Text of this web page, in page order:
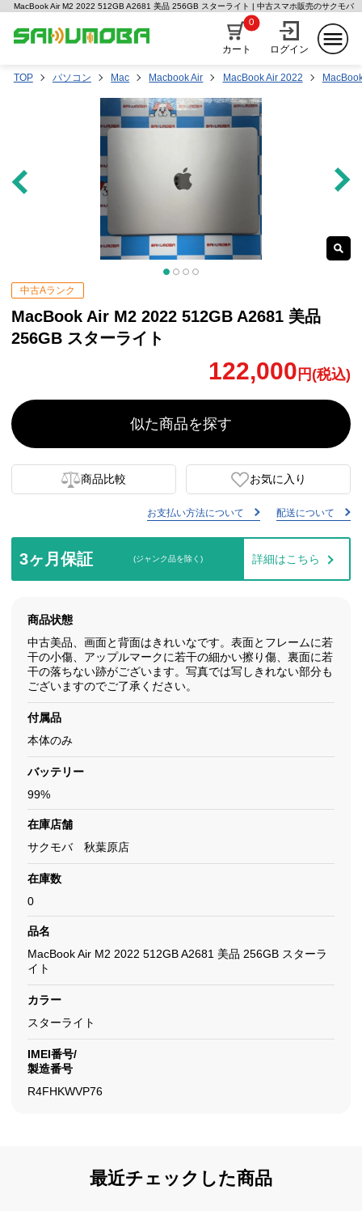
MacBook Air M2 2022 512GB A2681 美品 256GB スターライト | 中古スマホ販売のサクモバ
カート
0
ログイン
TOP パソコン Mac Macbook Air MacBook Air 2022
中古Aランク
MacBook Air M2 2022 512GB A2681 美品
256GB スターライト
122,000 円(税込)
似た商品を探す
商品比較 お気に入り
お支払い方法について 配送について
3ヶ月保証 (ジャンク品を除く) 詳細はこちら
商品状態
中古美品、画面と背面はきれいなです。表面とフレームに若
干の小傷、アップルマークに若干の細かい擦り傷、裏面に若
干の落ちない跡がございます。写真では写しきれない部分も
ございますのでご了承ください。
付属品
本体のみ
バッテリー
99%
在庫店舗
サクモバ 秋葉原店
在庫数
0
品名
MacBook Air M2 2022 512GB A2681 美品 256GB スターラ
イト
カラー
スターライト
IMEI番号/
製造番号
R4FHKWVP76
最近チェックした商品